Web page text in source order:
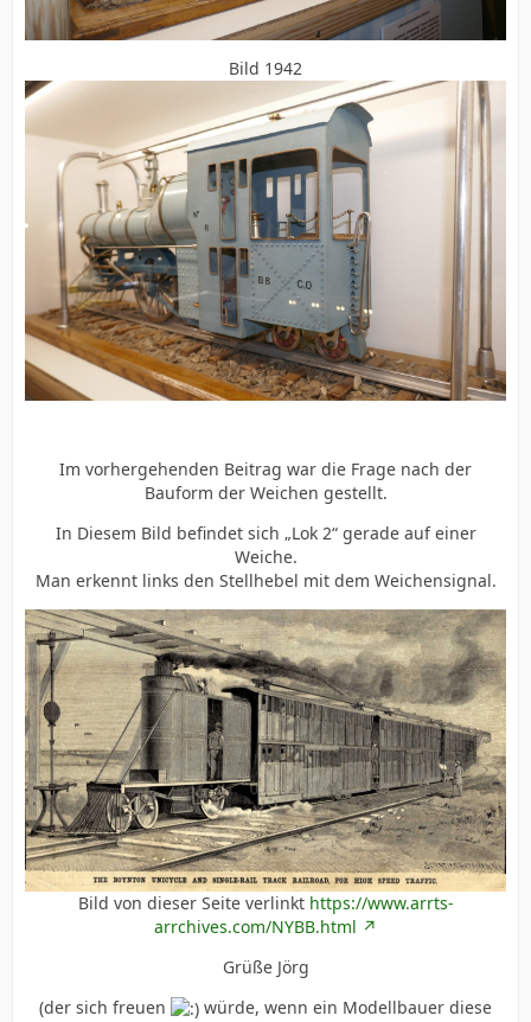
Bild 1942
Im vorhergehenden Beitrag war die Frage nach der
Bauform der Weichen gestellt.
In Diesem Bild befindet sich „Lok 2“ gerade auf einer
Weiche.
Man erkennt links den Stellhebel mit dem Weichensignal.
Bild von dieser Seite verlinkt https://www.arrts-
arrchives.com/NYBB.html
Grüße Jörg
(der sich freuen
würde, wenn ein Modellbauer diese